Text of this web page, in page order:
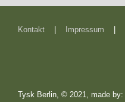
Kontakt Impressum
Tysk Berlin, © 2021, made by: